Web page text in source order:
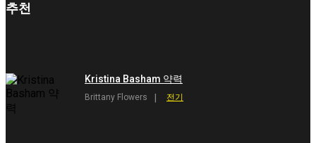
추천
Kristina Basham 약력
Brittany Flowers 전기